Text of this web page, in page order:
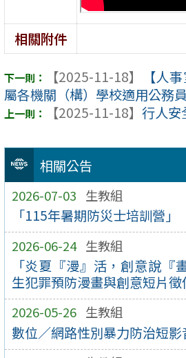
相關公告
2026-07-03 生教組
「115年暑期防災士培訓營」
2026-06-24 生教組
「炎夏『漫』活，創意說『
生犯罪預防漫畫與創意短片徵
2026-05-26 生教組
數位∕網路性別暴力防治短影
相關附件
【2025-11-18】
【人
屬各機關（構）學校適用公務
【2025-11-18】 行人安